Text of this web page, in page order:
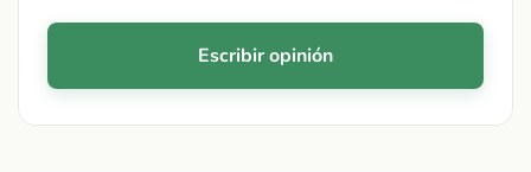
Escribir opinión